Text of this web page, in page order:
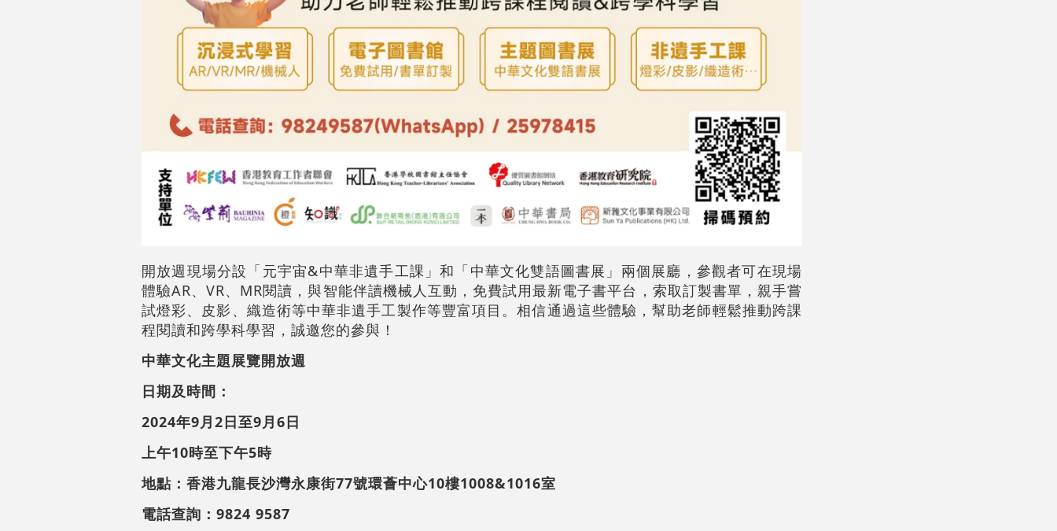
開放週現場分設「元宇宙&中華非遺手工課」和「中華文化雙語圖書展」兩個展廳，參觀者可在現場
體驗AR、VR、MR閱讀，與智能伴讀機械人互動，免費試用最新電子書平台，索取訂製書單，親手嘗
試燈彩、皮影、織造術等中華非遺手工製作等豐富項目。相信通過這些體驗，幫助老師輕鬆推動跨課
程閱讀和跨學科學習，誠邀您的參與！
中華文化主題展覽開放週
日期及時間：
2024年9月2日至9月6日
上午10時至下午5時
地點：香港九龍長沙灣永康街77號環薈中心10樓1008&1016室
電話查詢：9824 9587